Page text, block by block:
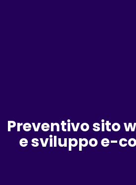
Preventivo sito
e sviluppo e-